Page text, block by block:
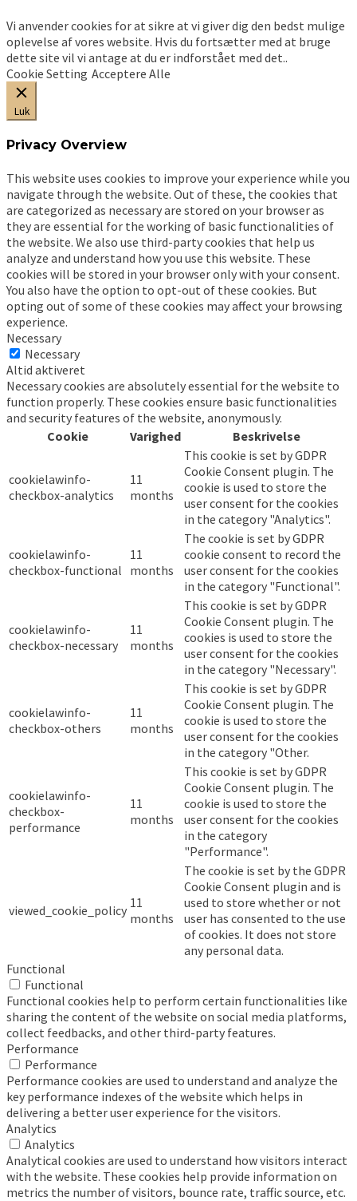
Vi anvender cookies for at sikre at vi giver dig den bedst mulige
oplevelse af vores website. Hvis du fortsætter med at bruge
dette site vil vi antage at du er indforstået med det..
Cookie Setting Acceptere Alle
Luk
Privacy Overview
This website uses cookies to improve your experience while you
navigate through the website. Out of these, the cookies that
are categorized as necessary are stored on your browser as
they are essential for the working of basic functionalities of
the website. We also use third-party cookies that help us
analyze and understand how you use this website. These
cookies will be stored in your browser only with your consent.
You also have the option to opt-out of these cookies. But
opting out of some of these cookies may affect your browsing
experience.
Necessary
Necessary
Altid aktiveret
Necessary cookies are absolutely essential for the website to
function properly. These cookies ensure basic functionalities
and security features of the website, anonymously.
Cookie
Varighed Beskrivelse
cookielawinfo-
checkbox-analytics
11
months
This cookie is set by GDPR
Cookie Consent plugin. The
cookie is used to store the
user consent for the cookies
in the category "Analytics".
cookielawinfo-
checkbox-functional
11
months
The cookie is set by GDPR
cookie consent to record the
user consent for the cookies
in the category "Functional".
cookielawinfo-
checkbox-necessary
11
months
This cookie is set by GDPR
Cookie Consent plugin. The
cookies is used to store the
user consent for the cookies
in the category "Necessary".
cookielawinfo-
checkbox-others
11
months
This cookie is set by GDPR
Cookie Consent plugin. The
cookie is used to store the
user consent for the cookies
in the category "Other.
cookielawinfo-
checkbox-
performance
11
months
This cookie is set by GDPR
Cookie Consent plugin. The
cookie is used to store the
user consent for the cookies
in the category
"Performance".
viewed_cookie_policy 11
months
The cookie is set by the GDPR
Cookie Consent plugin and is
used to store whether or not
user has consented to the use
of cookies. It does not store
any personal data.
Functional
Functional
Functional cookies help to perform certain functionalities like
sharing the content of the website on social media platforms,
collect feedbacks, and other third-party features.
Performance
Performance
Performance cookies are used to understand and analyze the
key performance indexes of the website which helps in
delivering a better user experience for the visitors.
Analytics
Analytics
Analytical cookies are used to understand how visitors interact
with the website. These cookies help provide information on
metrics the number of visitors, bounce rate, traffic source, etc.